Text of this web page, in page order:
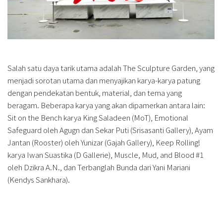
Salah satu daya tarik utama adalah The Sculpture Garden, yang
menjadi sorotan utama dan menyajikan karya-karya patung
dengan pendekatan bentuk, material, dan tema yang
beragam. Beberapa karya yang akan dipamerkan antara lain:
Sit on the Bench karya King Saladeen (MoT), Emotional
Safeguard oleh Agugn dan Sekar Puti (Srisasanti Gallery), Ayam
Jantan (Rooster) oleh Yunizar (Gajah Gallery), Keep Rolling!
karya Iwan Suastika (D Gallerie), Muscle, Mud, and Blood #1
oleh Dzikra A.N., dan Terbanglah Bunda dari Yani Mariani
(Kendys Sankhara).